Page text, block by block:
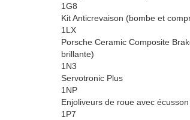
1G8
Kit Anticrevaison (bombe et
1LX
Porsche Ceramic Composite
brillante)
1N3
Servotronic Plus
1NP
Enjoliveurs de roue avec
1P7